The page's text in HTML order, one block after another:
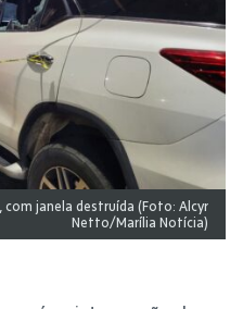
com janela destruída (Foto: Alcyr
Netto/Marília Notícia)